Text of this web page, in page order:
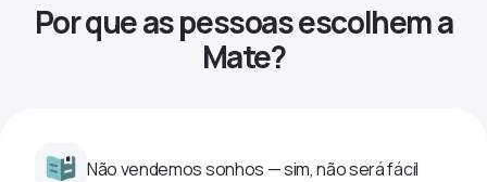
Por que as pessoas escolhem a
Mate?
Não vendemos sonhos — sim, não será fácil